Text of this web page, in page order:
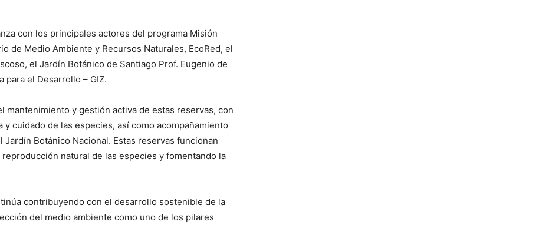
con los principales actores del programa Misión
de Medio Ambiente y Recursos Naturales, EcoRed, el
el Jardín Botánico de Santiago Prof. Eugenio de
para el Desarrollo – GIZ.
mantenimiento y gestión activa de estas reservas, con
cuidado de las especies, así como acompañamiento
Botánico Nacional. Estas reservas funcionan
natural de las especies y fomentando la
contribuyendo con el desarrollo sostenible de la
del medio ambiente como uno de los pilares